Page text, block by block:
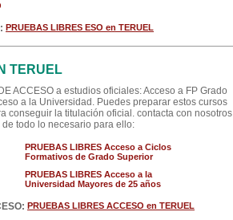
PRUEBAS LIBRES ESO en TERUEL
TERUEL
ACCESO a estudios oficiales: Acceso a FP Grado
a la Universidad. Puedes preparar estos cursos
conseguir la titulación oficial. contacta con nosotros
todo lo necesario para ello:
PRUEBAS LIBRES Acceso a Ciclos
Formativos de Grado Superior
PRUEBAS LIBRES Acceso a la
Universidad Mayores de 25 años
PRUEBAS LIBRES ACCESO en TERUEL